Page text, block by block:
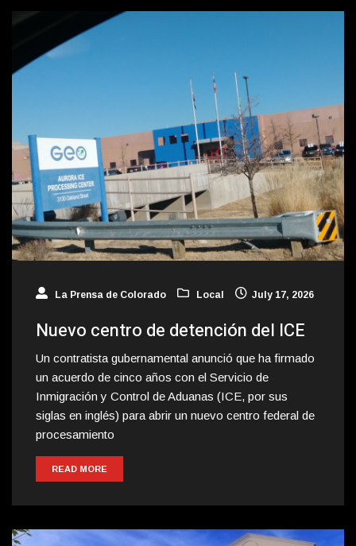
La Prensa de Colorado Local July 17, 2026
Nuevo centro de detención del ICE
Un contratista gubernamental anunció que ha firmado
un acuerdo de cinco años con el Servicio de
Inmigración y Control de Aduanas (ICE, por sus
siglas en inglés) para abrir un nuevo centro federal de
procesamiento
READ MORE